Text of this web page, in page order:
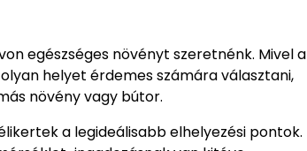
egészséges növényt szeretnénk. Mivel a
helyet érdemes számára választani,
növény vagy bútor.
a legideálisabb elhelyezési pontok.